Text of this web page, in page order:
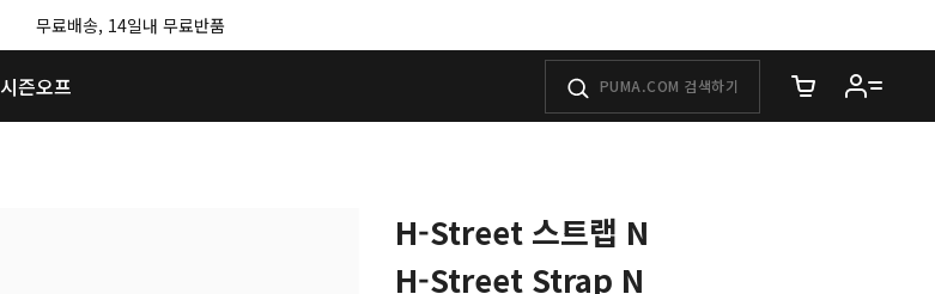
무료배송, 14일내 무료반품
시즌오프 장바구니에 담은
H-Street 스트랩 N
H-Street Strap N